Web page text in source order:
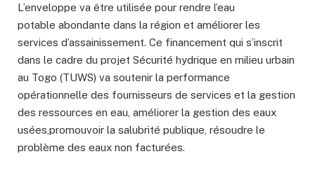
L’enveloppe va être utilisée pour rendre l’eau
potable abondante dans la région et améliorer les
services d’assainissement. Ce financement qui s’inscrit
dans le cadre du projet Sécurité hydrique en milieu urbain
au Togo (TUWS) va soutenir la performance
opérationnelle des fournisseurs de services et la gestion
des ressources en eau, améliorer la gestion des eaux
usées,promouvoir la salubrité publique, résoudre le
problème des eaux non facturées.